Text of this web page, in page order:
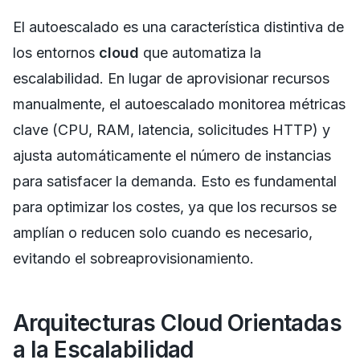
El autoescalado es una característica distintiva de
los entornos cloud que automatiza la
escalabilidad. En lugar de aprovisionar recursos
manualmente, el autoescalado monitorea métricas
clave (CPU, RAM, latencia, solicitudes HTTP) y
ajusta automáticamente el número de instancias
para satisfacer la demanda. Esto es fundamental
para optimizar los costes, ya que los recursos se
amplían o reducen solo cuando es necesario,
evitando el sobreaprovisionamiento.
Arquitecturas Cloud Orientadas
a la Escalabilidad